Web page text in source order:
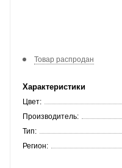
Товар распродан
Характеристики
Цвет:
Производитель:
Тип:
Регион: